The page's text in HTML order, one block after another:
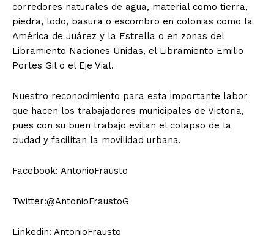
corredores naturales de agua, material como tierra,
piedra, lodo, basura o escombro en colonias como la
América de Juárez y la Estrella o en zonas del
Libramiento Naciones Unidas, el Libramiento Emilio
Portes Gil o el Eje Vial.
Nuestro reconocimiento para esta importante labor
que hacen los trabajadores municipales de Victoria,
pues con su buen trabajo evitan el colapso de la
ciudad y facilitan la movilidad urbana.
Facebook: AntonioFrausto
Twitter:@AntonioFraustoG
Linkedin: AntonioFrausto